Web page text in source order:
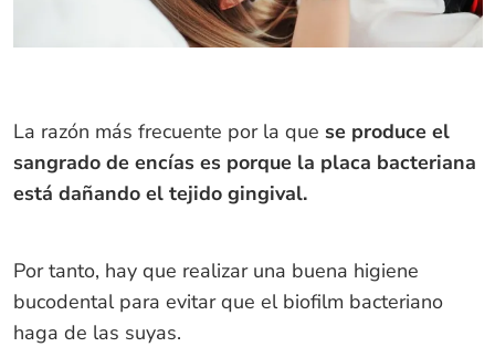
La razón más frecuente por la que se produce el
sangrado de encías es porque la placa bacteriana
está dañando el tejido gingival.
Por tanto, hay que realizar una buena higiene
bucodental para evitar que el biofilm bacteriano
haga de las suyas.